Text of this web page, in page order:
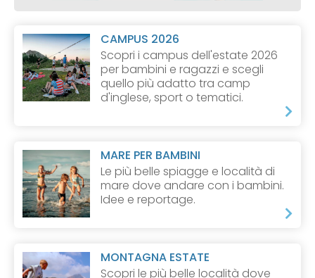
CAMPUS 2026
Scopri i campus dell'estate 2026
per bambini e ragazzi e scegli
quello più adatto tra camp
d'inglese, sport o tematici.
MARE PER BAMBINI
Le più belle spiagge e località di
mare dove andare con i bambini.
Idee e reportage.
MONTAGNA ESTATE
Scopri le più belle località dove